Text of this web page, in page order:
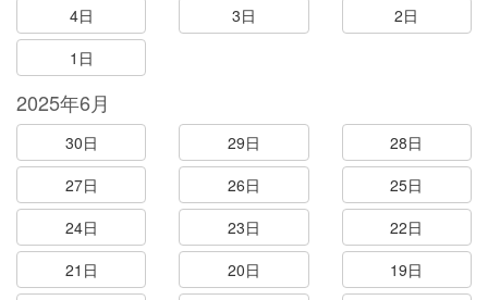
4日
3日
2日
1日
2025年6月
30日 29日
28日
27日
26日
25日
24日
23日
22日
21日
20日
19日